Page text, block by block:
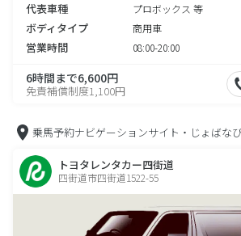
代表車種 プロボックス 等
ボディタイプ 商用車
営業時間 08:00-20:00
6時間まで6,600円
免責補償制度1,100円
乗馬予約ナビゲーションサイト・じょばな
トヨタレンタカー四街道
四街道市四街道1522-55